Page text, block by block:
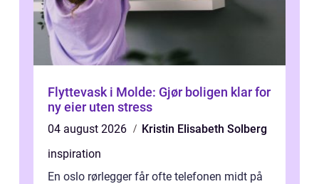
Flyttevask i Molde: Gjør boligen klar for
ny eier uten stress
04 august 2026
Kristin Elisabeth Solberg
inspiration
En oslo rørlegger får ofte telefonen midt på